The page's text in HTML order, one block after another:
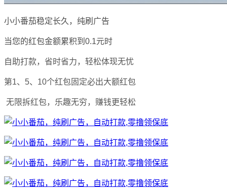
小小番茄稳定长久，纯刷广告
当您的红包金额累积到0.1元时
自助打款，省时省力，轻松体现无忧
第1、5、10个红包固定必出大额红包
无限拆红包，乐趣无穷，赚钱更轻松